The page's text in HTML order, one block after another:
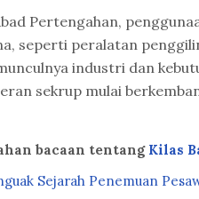
Pertengahan,
seperti peralatan
industri dan
sekrup mulai
bacaan tentang Kilas
Sejarah Penemuan